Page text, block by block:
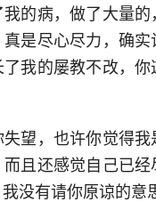
的病，做了大量
是尽心尽力，确
我的屡教不改，
望，也许你觉得
且还感觉自己已
没有请你原谅的意